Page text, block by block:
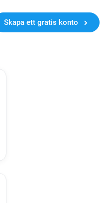
Skapa ett gratis konto